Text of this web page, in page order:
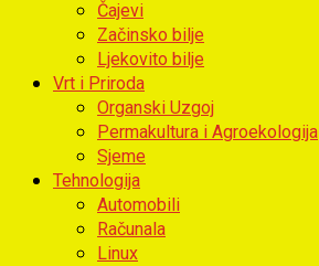
Čajevi
Začinsko bilje
Ljekovito bilje
Vrt i Priroda
Organski Uzgoj
Permakultura i Agroekologija
Sjeme
Tehnologija
Automobili
Računala
Linux